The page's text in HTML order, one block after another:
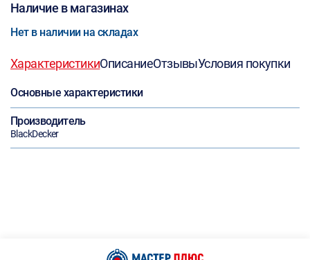
Наличие в магазинах
Нет в наличии на складах
ХарактеристикиОписаниеОтзывыУсловия покупки
Основные характеристики
Производитель
BlackDecker